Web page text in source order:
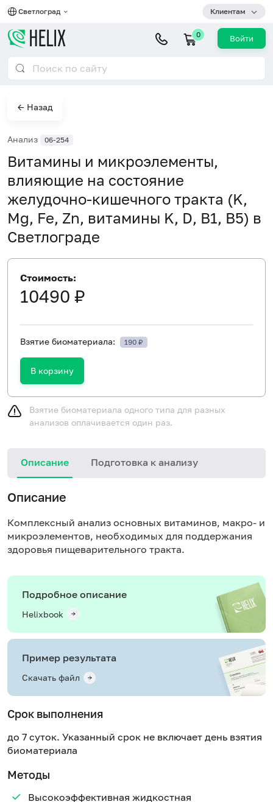
Светлоград Клиентам
0 Войти
← Назад
Анализ 06-254
Витамины и микроэлементы,
влияющие на состояние
желудочно-кишечного тракта (K,
Mg, Fe, Zn, витамины K, D, B1, B5) в
Светлограде
Стоимость:
10490 ₽
Взятие биоматериала: 190 ₽
В корзину
Взятие биоматериала одного типа для разных
анализов оплачивается один раз.
Описание Подготовка к анализу
Описание
Комплексный анализ основных витаминов, макро- и
микроэлементов, необходимых для поддержания
здоровья пищеварительного тракта.
Подробное описание
Helixbook
Пример результата
Скачать файл
Срок выполнения
до 7 суток. Указанный срок не включает день взятия
биоматериала
Методы
Высокоэффективная жидкостная